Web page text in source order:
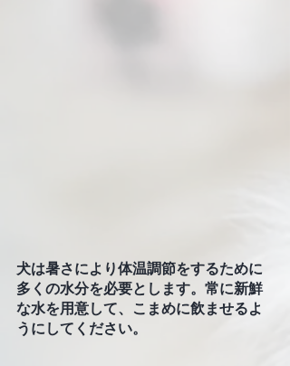
犬は暑さにより体温調節をするために
多くの水分を必要とします。常に新鮮
な水を用意して、こまめに飲ませるよ
うにしてください。